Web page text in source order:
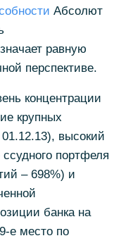
Абсолют
равную
перспективе.
концентрации
крупных
высокий
портфеля
– 698%) и
банка на
е место по